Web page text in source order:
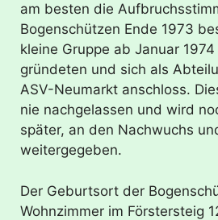
am besten die
Bogenschützen Ende 1973
kleine Gruppe ab Januar
gründeten und sich als
ASV-Neumarkt anschloss.
nie nachgelassen und wird
später, an den Nachwuchs
weitergegeben.
Der Geburtsort der
Wohnzimmer im Förstersteig